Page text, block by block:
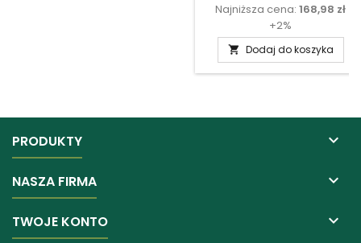
Najniższa cena: 168,98 zł
+2%
 Dodaj do koszyka
PRODUKTY 
NASZA FIRMA 
TWOJE KONTO 